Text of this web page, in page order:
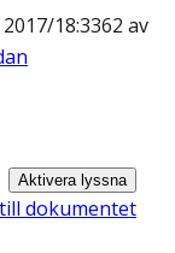
18:3362 av
Aktivera lyssna
dokumentet